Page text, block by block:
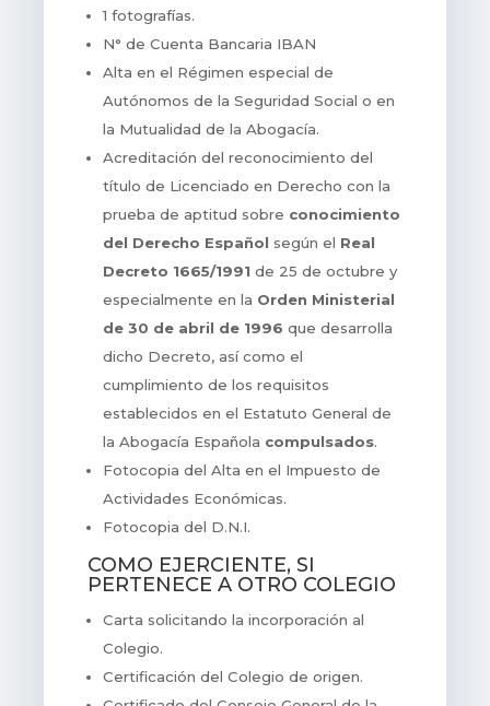
1 fotografías.
N° de Cuenta Bancaria IBAN
Alta en el Régimen especial de
Autónomos de la Seguridad Social o en
la Mutualidad de la Abogacía.
Acreditación del reconocimiento del
título de Licenciado en Derecho con la
prueba de aptitud sobre conocimiento
del Derecho Español según el Real
Decreto 1665/1991 de 25 de octubre y
especialmente en la Orden Ministerial
de 30 de abril de 1996 que desarrolla
dicho Decreto, así como el
cumplimiento de los requisitos
establecidos en el Estatuto General de
la Abogacía Española compulsados.
Fotocopia del Alta en el Impuesto de
Actividades Económicas.
Fotocopia del D.N.I.
COMO EJERCIENTE, SI
PERTENECE A OTRO COLEGIO
Carta solicitando la incorporación al
Colegio.
Certificación del Colegio de origen.